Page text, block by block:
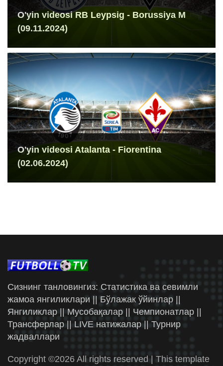
O'yin videosi RB Leypsig - Borussiya M
(09.11.2024)
O'yin videosi Atalanta - Fiorentina
(02.06.2024)
Сизнинг танловингиз: Статистика ва севимли
жамоа янгиликлари || Бўлажак ўйинлар ||
Янгиликлар || Мусобақалар || Чемпионатлар ||
Трансферлар || LIVE натижалар || Турнир
жадваллари
Copyright ©2026 All rights reserved | This template